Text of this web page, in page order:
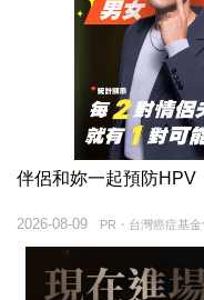
伴侶和妳一起預防HPV
PR・台灣癌症基金
2026-08-09